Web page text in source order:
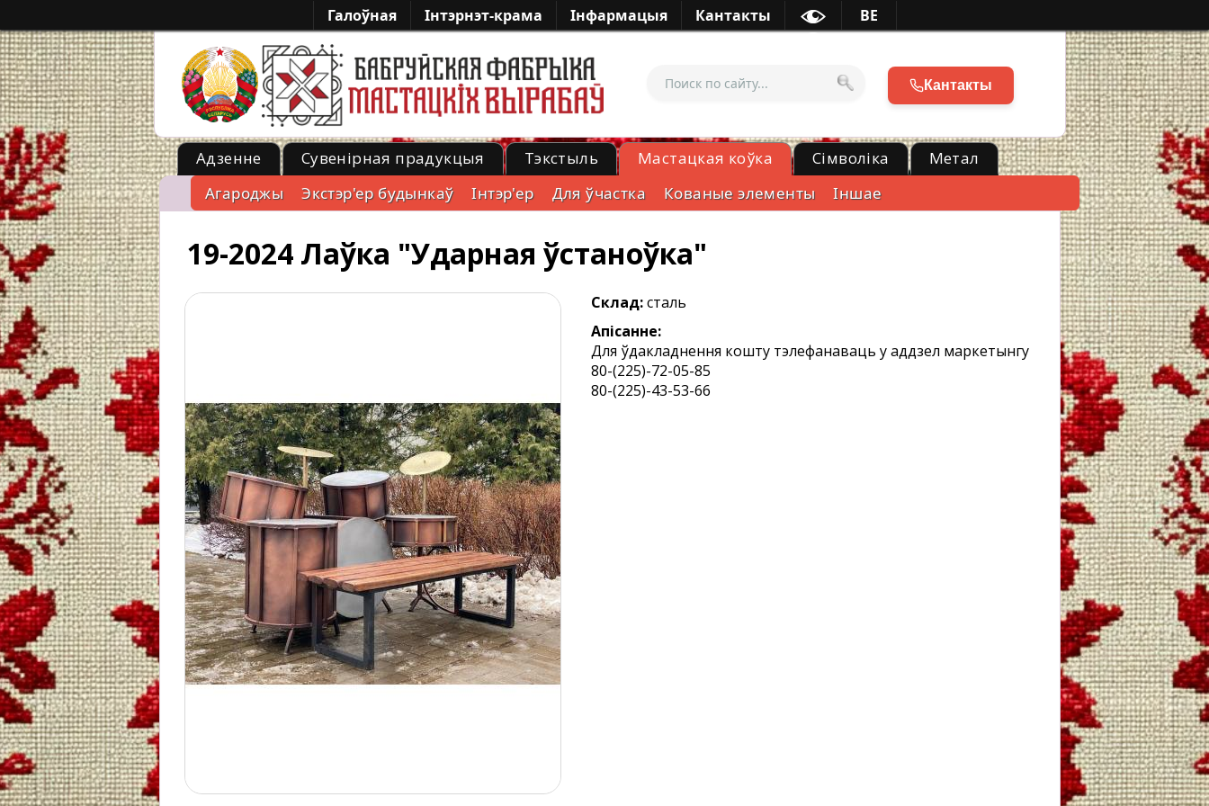
Галоўная Iнтэрнэт-крама Iнфармацыя Кантакты BE
Кантакты
-->
Адзенне Сувенірная прадукцыя Тэкстыль
Мастацкая коўка
Агароджы
Экстэр'ер будынкаў Iнтэр'ер Для ўчастка Кованые элементы Іншае
Сімволіка Метал
19-2024 Лаўка "Ударная ўстаноўка"
Склад:сталь
Апісанне:
Для ўдакладнення кошту тэлефанаваць у аддзел маркетынгу
80-(225)-72-05-85
80-(225)-43-53-66